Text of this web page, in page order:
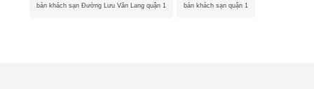
bán khách sạn Đường Lưu Văn Lang quận 1 bán khách sạn quận 1